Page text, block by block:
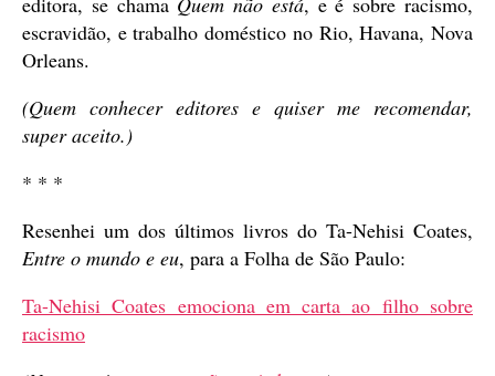
escravidão, e trabalho doméstico no Rio, Havana, Nova
Orleans.
(Quem conhecer editores e quiser me recomendar,
super aceito.)
* * *
Resenhei um dos últimos livros do Ta-Nehisi Coates,
Entre o mundo e eu, para a Folha de São Paulo:
Ta-Nehisi Coates emociona em carta ao filho sobre
racismo